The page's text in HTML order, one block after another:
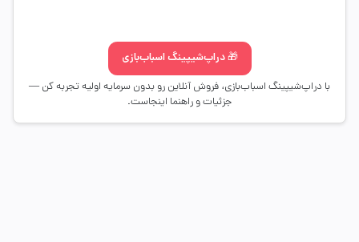
🎁 دراپ‌شیپینگ اسباب‌بازی
با دراپ‌شیپینگ اسباب‌بازی، فروش آنلاین رو بدون سرمایه اولیه تجربه کن —
جزئیات و راهنما اینجاست.